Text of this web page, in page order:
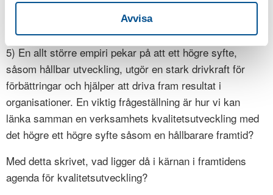
Avvisa
5) En allt större empiri pekar på att ett högre syfte,
såsom hållbar utveckling, utgör en stark drivkraft för
förbättringar och hjälper att driva fram resultat i
organisationer. En viktig frågeställning är hur vi kan
länka samman en verksamhets kvalitetsutveckling med
det högre ett högre syfte såsom en hållbarare framtid?
Med detta skrivet, vad ligger då i kärnan i framtidens
agenda för kvalitetsutveckling?